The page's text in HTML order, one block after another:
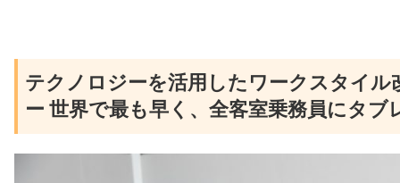
テクノロジーを活用したワークスタイル
ー 世界で最も早く、全客室乗務員にタブ